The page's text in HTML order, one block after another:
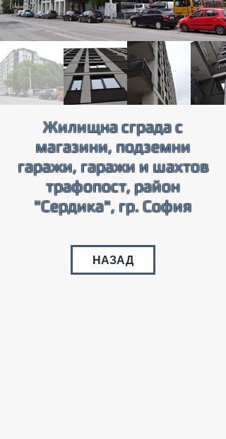
Жилищна сграда с
магазини, подземни
гаражи, гаражи и шахтов
трафопост, район
"Сердика", гр. София
НАЗАД